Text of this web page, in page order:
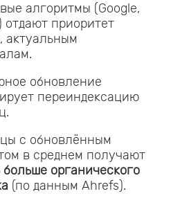
алгоритмы (Google,
отдают приоритет
актуальным
обновление
переиндексацию
с обновлённым
в среднем получают
больше органического
(по данным Ahrefs).